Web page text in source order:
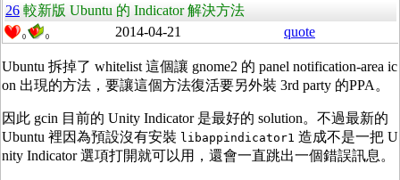
26 較新版 Ubuntu 的 Indicator 解決方法
0 0 2014-04-21 quote
Ubuntu 拆掉了 whitelist 這個讓 gnome2 的 panel notification-area ic
on 出現的方法，要讓這個方法復活要另外裝 3rd party 的PPA。
因此 gcin 目前的 Unity Indicator 是最好的 solution。不過最新的
Ubuntu 裡因為預設沒有安裝 libappindicator1 造成不是一把 U
nity Indicator 選項打開就可以用，還會一直跳出一個錯誤訊息。